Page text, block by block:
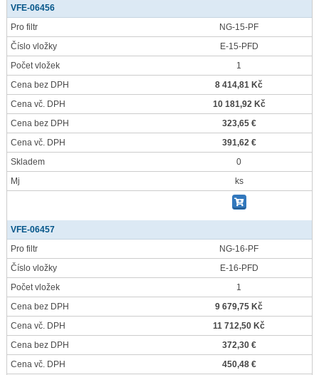
VFE-06456
Pro filtr
NG-15-PF
Číslo vložky
E-15-PFD
Počet vložek
1
Cena bez DPH
8 414,81 Kč
Cena vč. DPH
10 181,92 Kč
Cena bez DPH
323,65 €
Cena vč. DPH
391,62 €
Skladem
0
Mj
ks
VFE-06457
Pro filtr
NG-16-PF
Číslo vložky
E-16-PFD
Počet vložek
1
Cena bez DPH
9 679,75 Kč
Cena vč. DPH
11 712,50 Kč
Cena bez DPH
372,30 €
Cena vč. DPH
450,48 €